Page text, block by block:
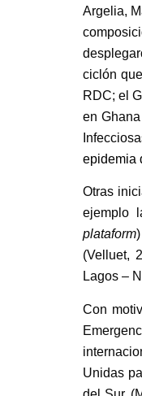
Argelia,
ciclón
RDC; el
en
epidemia
Otras
ejemplo
plataform
(Velluet,
Lagos –
Con
Unidas